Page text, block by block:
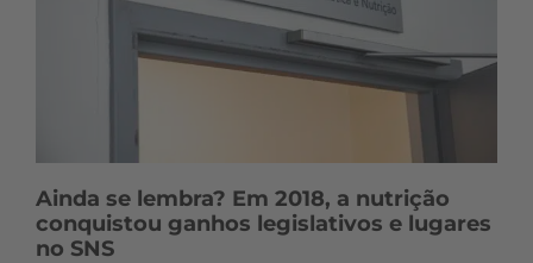
Ainda se lembra? Em 2018, a nutrição
conquistou ganhos legislativos e lugares
no SNS